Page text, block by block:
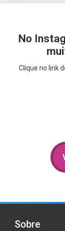
No
Clique no link
Sobre